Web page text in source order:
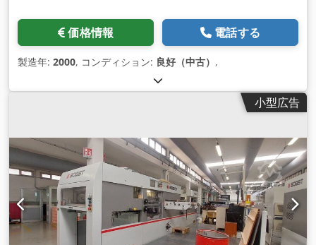
価格情報 電話する
製造年: 2000, コンディション: 良好（中古） ,
小型広告